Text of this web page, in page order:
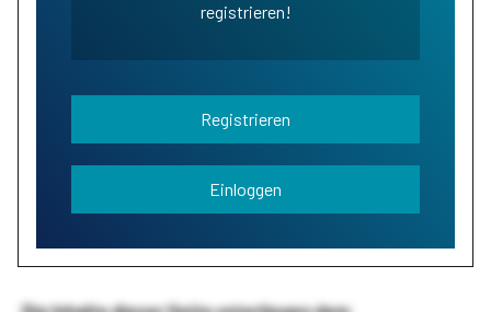
registrieren!
Registrieren
Einloggen